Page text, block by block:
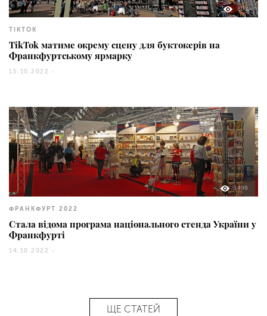
803
TIKTOK
TikTok матиме окрему сцену для буктокерів на
Франкфуртському ярмарку
15.10.2022 -
1499
ФРАНКФУРТ 2022
Стала відома програма національного стенда України у
Франкфурті
14.10.2022 -
ЩЕ СТАТЕЙ